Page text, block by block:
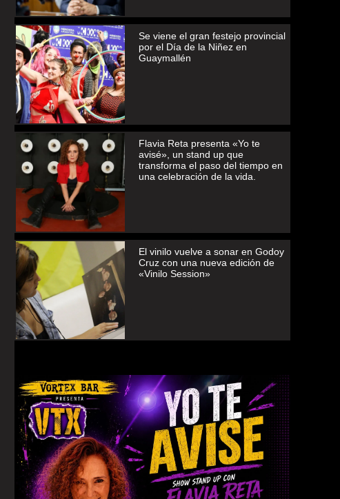
Se viene el gran festejo provincial
por el Día de la Niñez en
Guaymallén
Flavia Reta presenta «Yo te
avisé», un stand up que
transforma el paso del tiempo en
una celebración de la vida.
El vinilo vuelve a sonar en Godoy
Cruz con una nueva edición de
«Vinilo Session»